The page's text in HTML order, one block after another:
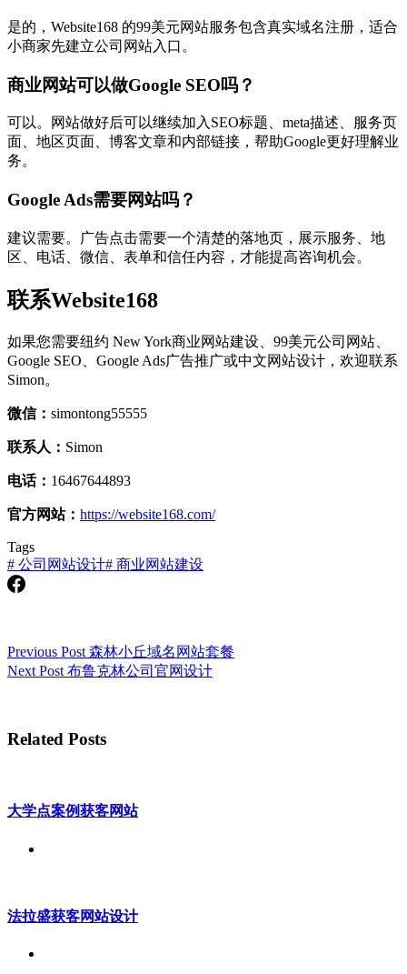
是的，Website168 的99美元网站服务包含真实域名注册，适合
小商家先建立公司网站入口。
商业网站可以做Google SEO吗？
可以。网站做好后可以继续加入SEO标题、meta描述、服务页
面、地区页面、博客文章和内部链接，帮助Google更好理解业
务。
Google Ads需要网站吗？
建议需要。广告点击需要一个清楚的落地页，展示服务、地
区、电话、微信、表单和信任内容，才能提高咨询机会。
联系Website168
如果您需要纽约 New York商业网站建设、99美元公司网站、
Google SEO、Google Ads广告推广或中文网站设计，欢迎联系
Simon。
微信： simontong55555
联系人： Simon
电话： 16467644893
官方网站： https://website168.com/
Tags
# 公司网站设计# 商业网站建设
Previous Post 森林小丘域名网站套餐
Next Post 布鲁克林公司官网设计
Related Posts
大学点案例获客网站
法拉盛获客网站设计